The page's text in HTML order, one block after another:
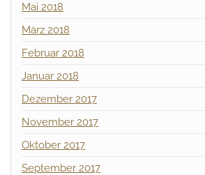
Mai 2018
März 2018
Februar 2018
Januar 2018
Dezember 2017
November 2017
Oktober 2017
September 2017